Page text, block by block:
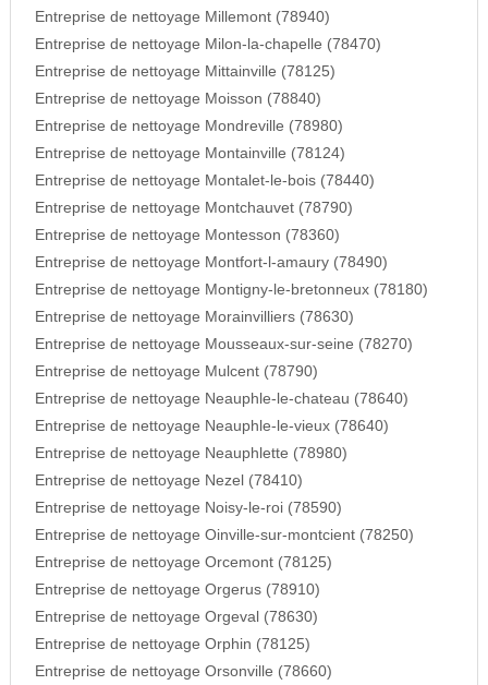
Entreprise de nettoyage Millemont (78940)
Entreprise de nettoyage Milon-la-chapelle (78470)
Entreprise de nettoyage Mittainville (78125)
Entreprise de nettoyage Moisson (78840)
Entreprise de nettoyage Mondreville (78980)
Entreprise de nettoyage Montainville (78124)
Entreprise de nettoyage Montalet-le-bois (78440)
Entreprise de nettoyage Montchauvet (78790)
Entreprise de nettoyage Montesson (78360)
Entreprise de nettoyage Montfort-l-amaury (78490)
Entreprise de nettoyage Montigny-le-bretonneux (78180)
Entreprise de nettoyage Morainvilliers (78630)
Entreprise de nettoyage Mousseaux-sur-seine (78270)
Entreprise de nettoyage Mulcent (78790)
Entreprise de nettoyage Neauphle-le-chateau (78640)
Entreprise de nettoyage Neauphle-le-vieux (78640)
Entreprise de nettoyage Neauphlette (78980)
Entreprise de nettoyage Nezel (78410)
Entreprise de nettoyage Noisy-le-roi (78590)
Entreprise de nettoyage Oinville-sur-montcient (78250)
Entreprise de nettoyage Orcemont (78125)
Entreprise de nettoyage Orgerus (78910)
Entreprise de nettoyage Orgeval (78630)
Entreprise de nettoyage Orphin (78125)
Entreprise de nettoyage Orsonville (78660)